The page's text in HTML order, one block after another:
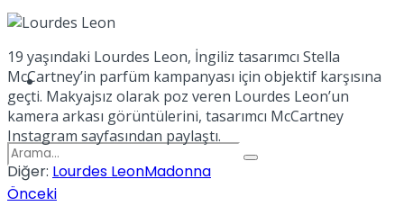
Dünya
19 yaşındaki Lourdes Leon, İngiliz tasarımcı Stella
McCartney’in parfüm kampanyası için objektif karşısına
geçti. Makyajsız olarak poz veren Lourdes Leon’un
kamera arkası görüntülerini, tasarımcı McCartney
Instagram sayfasından paylaştı.
Diğer: Lourdes LeonMadonna
Önceki